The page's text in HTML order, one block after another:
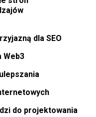
dla SEO
Web3
do projektowania